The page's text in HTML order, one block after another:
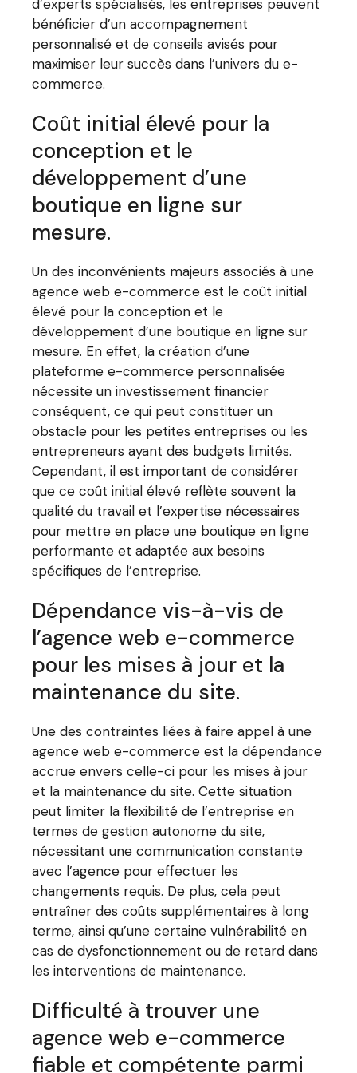
d’experts spécialisés, les entreprises peuvent
bénéficier d’un accompagnement
personnalisé et de conseils avisés pour
maximiser leur succès dans l’univers du e-
commerce.
Coût initial élevé pour la
conception et le
développement d’une
boutique en ligne sur
mesure.
Un des inconvénients majeurs associés à une
agence web e-commerce est le coût initial
élevé pour la conception et le
développement d’une boutique en ligne sur
mesure. En effet, la création d’une
plateforme e-commerce personnalisée
nécessite un investissement financier
conséquent, ce qui peut constituer un
obstacle pour les petites entreprises ou les
entrepreneurs ayant des budgets limités.
Cependant, il est important de considérer
que ce coût initial élevé reflète souvent la
qualité du travail et l’expertise nécessaires
pour mettre en place une boutique en ligne
performante et adaptée aux besoins
spécifiques de l’entreprise.
Dépendance vis-à-vis de
l’agence web e-commerce
pour les mises à jour et la
maintenance du site.
Une des contraintes liées à faire appel à une
agence web e-commerce est la dépendance
accrue envers celle-ci pour les mises à jour
et la maintenance du site. Cette situation
peut limiter la flexibilité de l’entreprise en
termes de gestion autonome du site,
nécessitant une communication constante
avec l’agence pour effectuer les
changements requis. De plus, cela peut
entraîner des coûts supplémentaires à long
terme, ainsi qu’une certaine vulnérabilité en
cas de dysfonctionnement ou de retard dans
les interventions de maintenance.
Difficulté à trouver une
agence web e-commerce
fiable et compétente parmi